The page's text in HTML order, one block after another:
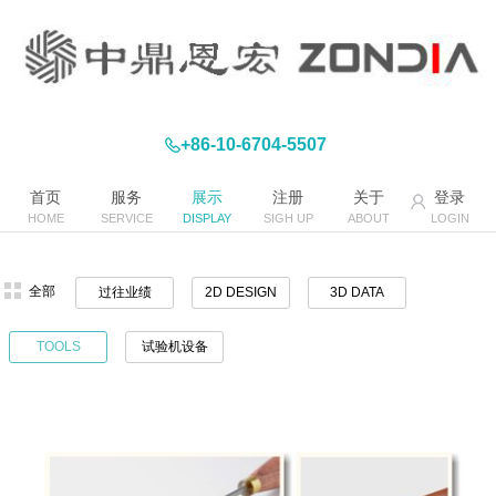
+86-10-6704-5507
首页
HOME
服务
SERVICE
展示
DISPLAY
注册
SIGH UP
关于
ABOUT
登录
LOGIN
全部 过往业绩 2D DESIGN 3D DATA
TOOLS 试验机设备